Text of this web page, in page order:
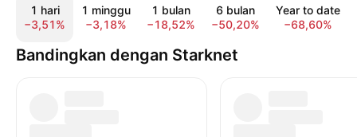
1 hari
−3,51%
1 minggu
−3,18%
1 bulan
−18,52%
6 bulan
−50,20%
Year to date
−68,60%
Bandingkan dengan Starknet